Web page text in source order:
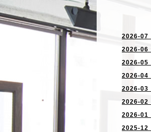
2026-07
2026-06
2026-05
2026-04
2026-03
2026-02
2026-01
2025-12